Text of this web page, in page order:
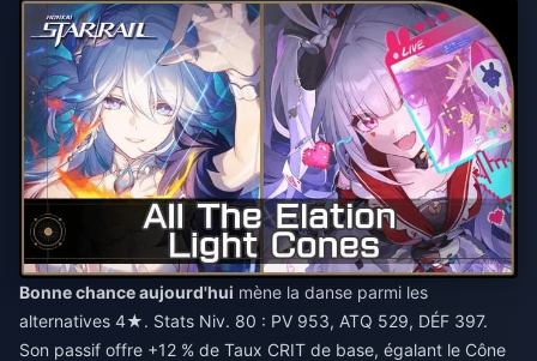
Bonne chance aujourd'hui mène la danse parmi les
alternatives 4★. Stats Niv. 80 : PV 953, ATQ 529, DÉF 397.
Son passif offre +12 % de Taux CRIT de base, égalant le Cône